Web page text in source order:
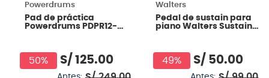
Powerdrums
Pad de práctica
Powerdrums PDPR12-
50% S/ 125.00
Walters
Pedal de sustain para
piano Walters Sustain
49% S/ 50.00